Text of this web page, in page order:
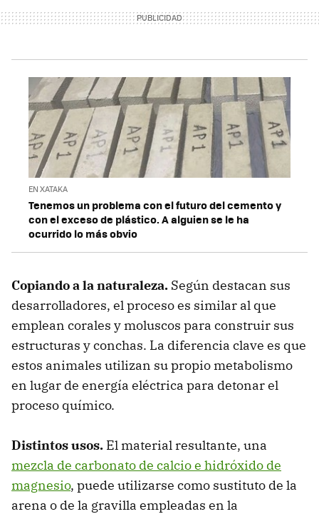
EN XATAKA
Tenemos un problema con el futuro del cemento y
con el exceso de plástico. A alguien se le ha
ocurrido lo más obvio
Copiando a la naturaleza. Según destacan sus
desarrolladores, el proceso es similar al que
emplean corales y moluscos para construir sus
estructuras y conchas. La diferencia clave es que
estos animales utilizan su propio metabolismo
en lugar de energía eléctrica para detonar el
proceso químico.
Distintos usos. El material resultante, una
mezcla de carbonato de calcio e hidróxido de
magnesio, puede utilizarse como sustituto de la
arena o de la gravilla empleadas en la